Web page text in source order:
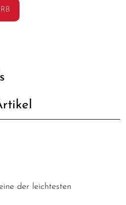
der leichtesten